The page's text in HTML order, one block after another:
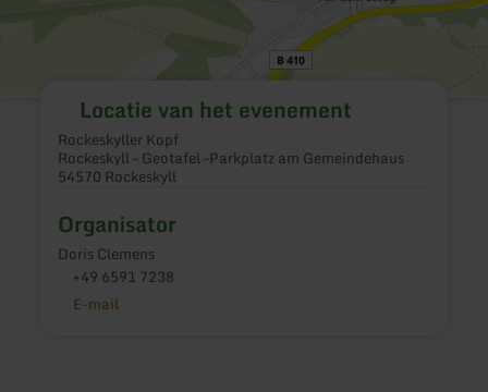
Locatie van het evenement
Rockeskyller Kopf
Rockeskyll – Geotafel –Parkplatz am Gemeindehaus
54570 Rockeskyll
Organisator
Doris Clemens
+49 6591 7238
E-mail